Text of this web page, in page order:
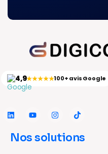
4,9★★★★★100+ avis Google
Nos solutions